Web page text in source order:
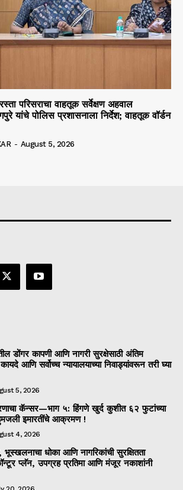
परिसराचा वाहतूक सर्वेक्षण अहवाल
यांचे पोलिस प्रशासनाला निर्देश; वाहतूक वॉर्डन
- August 5, 2026
डोंगर कापणी आणि नागरी सुरक्षेसाठी अंतिम
आणि सर्वोच्च न्यायालयाच्या निवाड्यांवरून तरी घ्या
5, 2026
कॅन्सर—भाग ५: हिंगणे खुर्द कुशीत ६२ फुटांच्या
इमारतींचे आक्रमण !
4, 2026
धोका आणि नागरिकांची सुरक्षितता
प्लॅन, उपग्रह प्रतिमा आणि मंजूर नकाशांनी